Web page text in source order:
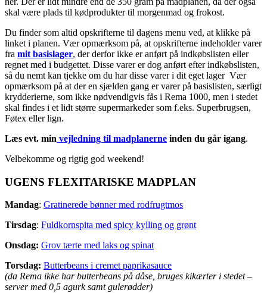
skal være plads til kødprodukter til morgenmad og frokost.
Du finder som altid opskrifterne til dagens menu ved, at klikke på
linket i planen. Vær opmærksom på, at opskrifterne indeholder varer
fra mit basislager, der derfor ikke er anført på indkøbslisten eller
regnet med i budgettet. Disse varer er dog anført efter indkøbslisten,
så du nemt kan tjekke om du har disse varer i dit eget lager Vær
opmærksom på at der en sjælden gang er varer på basislisten, særligt
krydderierne, som ikke nødvendigvis fås i Rema 1000, men i stedet
skal findes i et lidt større supermarkeder som f.eks. Superbrugsen,
Føtex eller lign.
Læs evt. min vejledning til madplanerne inden du går igang.
Velbekomme og rigtig god weekend!
UGENS FLEXITARISKE MADPLAN
Mandag: Gratinerede bønner med rodfrugtmos
Tirsdag: Fuldkornspita med spicy kylling og grønt
Onsdag: Grov tærte med laks og spinat
Torsdag: Butterbeans i cremet paprikasauce
(da Rema ikke har butterbeans på dåse, bruges kikærter i stedet –
server med 0,5 agurk samt gulerødder)